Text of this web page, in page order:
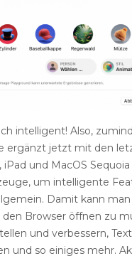
intelligent! Also,
ergänzt jetzt mit den
und MacOS Sequoia
um intelligente
Damit kann
Browser öffnen zu
und verbessern,
und so einiges mehr.